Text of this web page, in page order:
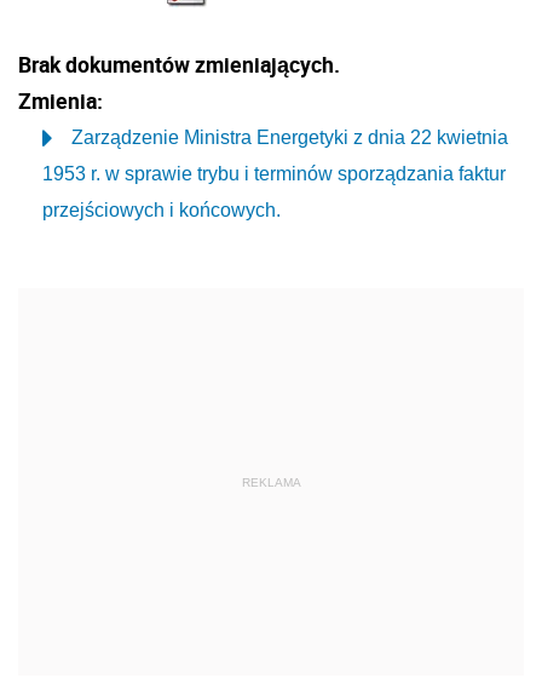
Brak dokumentów zmieniających.
Zmienia:
Zarządzenie Ministra Energetyki z dnia 22 kwietnia
1953 r. w sprawie trybu i terminów sporządzania faktur
przejściowych i końcowych.